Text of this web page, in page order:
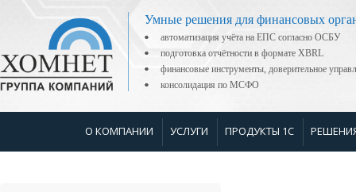
Умные решения для финансовых
автоматизация учёта на ЕПС согласно ОСБУ
подготовка отчётности в формате XBRL
финансовые инструменты, доверительное
консолидация по МСФО
О КОМПАНИИ УСЛУГИ ПРОДУКТЫ 1С